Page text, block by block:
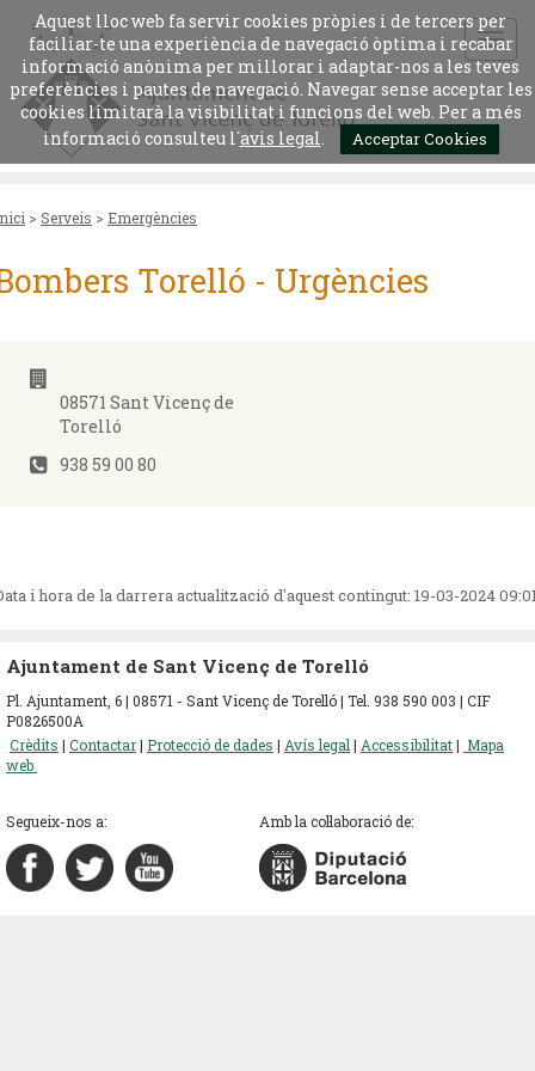
Aquest lloc web fa servir cookies pròpies i de tercers per
faciliar-te una experiència de navegació òptima i recabar
informació anònima per millorar i adaptar-nos a les teves
preferències i pautes de navegació. Navegar sense acceptar les
cookies limitarà la visibilitat i funcions del web. Per a més
informació consulteu l´avis legal. Acceptar Cookies
> Serveis > Emergències
Torelló - Urgències
08571 Sant Vicenç de
Torelló
938 59 00 80
i hora de la darrera actualització d'aquest contingut: 19-03-2024
Ajuntament de Sant Vicenç de Torelló
Pl. Ajuntament, 6 | 08571 - Sant Vicenç de Torelló | Tel. 938 590 003 | CIF
P0826500A
Crèdits | Contactar| Protecció de dades | Avís legal | Accessibilitat| Mapa
web
Segueix-nos a: Amb la col·laboració de: